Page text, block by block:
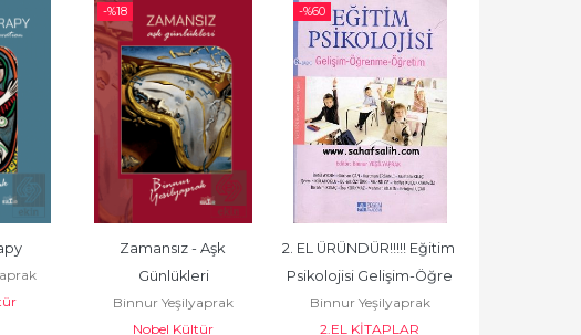
-%18
Zamansız - Aşk
Günlükleri
Binnur Yeşilyaprak
Nobel Kültür
-%60
2. EL ÜRÜNDÜR!!!!! Eğitim
Psikolojisi Gelişim-Öğre
Binnur Yeşilyaprak
2.EL KİTAPLAR